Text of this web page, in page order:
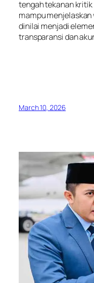
tengah tekanan
mampu
dinilai menjadi
transparansi dan
March 10, 2026